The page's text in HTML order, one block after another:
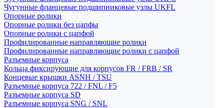
Чугунные фланцевые подшипниковые узлы UKFL
Опорные ролики
Опорные ролики без цапфы
Опорные ролики с цапфой
Профилированные направляющие ролики
Профилированные направляющие ролики с цапфой
Разъемные корпуса
Кольца фиксирующие для корпусов FR / FRB / SR
Концевые крышки ASNH / TSU
Разъемные корпуса 722 / FNL / F5
Разъемные корпуса SD
Разъемные корпуса SNG / SNL